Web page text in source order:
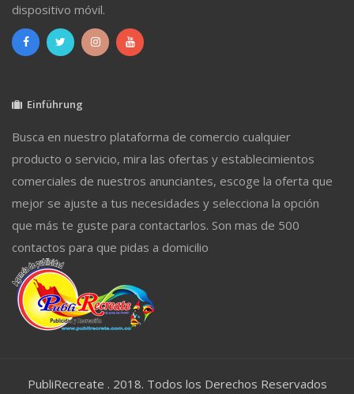
dispositivo móvil.
Einführung
Busca en nuestro plataforma de comercio cualquier
producto o servicio, mira las ofertas y establecimientos
comerciales de nuestros anunciantes, escoge la oferta que
mejor se ajuste a tus necesidades y selecciona la opción
que más te guste para contactarlos. Son mas de 500
contactos para que pidas a domicilio
PubliRecreate . 2018. Todos los Derechos Reservados